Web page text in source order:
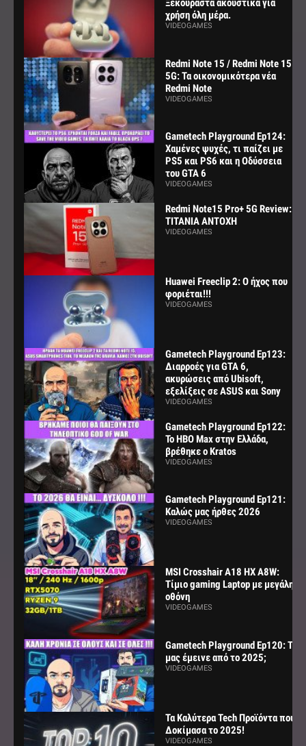
Ξεκούραστα ακουστικά για
χρήση όλη μέρα.
VIDEOGAMES
Redmi Note 15 / Redmi Note 15
5G: Τα οικονομικότερα νέα
Redmi Note
VIDEOGAMES
Gametech Playground Ep124:
Χαμένες ψυχές, τι παίζει με
PS5 και PS6 και η Οδύσσεια
του GTA 6
VIDEOGAMES
Redmi Note15 Pro+ 5G Review:
ΤΙΤΑΝΙΑ ΑΝΤΟΧΗ
VIDEOGAMES
Huawei Freeclip 2: Ο ήχος που
φοριέται!!!
VIDEOGAMES
Gametech Playground Ep123:
Διαρροές για GTA 6,
ακυρώσεις από Ubisoft,
εξελίξεις σε ASUS και Sony
VIDEOGAMES
Gametech Playground Ep122:
Το HBO Max στην Ελλάδα,
βρέθηκε ο Kratos
VIDEOGAMES
Gametech Playground Ep121:
Καλώς μας ήρθες 2026
VIDEOGAMES
MSI Crosshair A18 HX A8W:
Τίμιο gaming Laptop με μεγάλη
οθόνη
VIDEOGAMES
Gametech Playground Ep120: Τι
μας έμεινε από το 2025;
VIDEOGAMES
Τα Καλύτερα Tech Προϊόντα που
Δοκίμασα το 2025!
VIDEOGAMES